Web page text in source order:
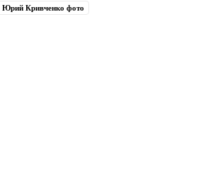
Юрий Кривченко фото